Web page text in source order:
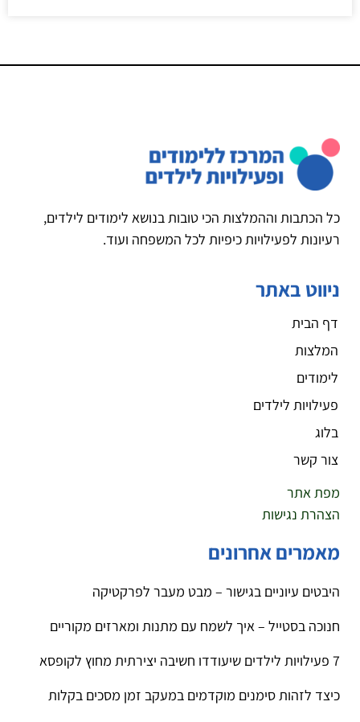
כל הכתבות וההמלצות הכי טובות בנושא לימודים לילדים,
רעיונות לפעילויות כיפיות לכל המשפחה ועוד.
ניווט באתר
דף הבית
המלצות
לימודים
פעילויות לילדים
בלוג
צור קשר
מפת אתר
הצהרת נגישות
מאמרים אחרונים
היבטים עיוניים בגישור – מבט מעבר לפרקטיקה
חנוכה בסטייל – איך לשמח עם מתנות ומארזים מקוריים
7 פעילויות לילדים שיעודדו חשיבה יצירתית מחוץ לקופסא
כיצד לזהות סימנים מוקדמים במעקב זמן מסכים בקלות